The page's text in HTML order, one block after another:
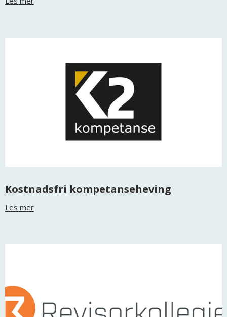
Kostnadsfri kompetanseheving
Les mer